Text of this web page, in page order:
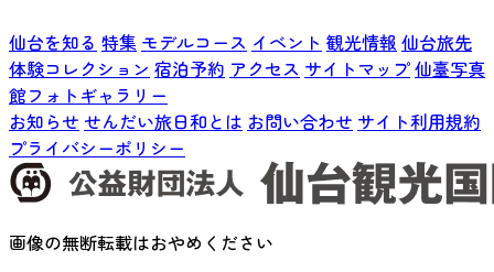
仙台を知る 特集 モデルコース イベント 観光情報 仙台旅先
体験コレクション 宿泊予約 アクセス サイトマップ仙臺写真
館フォトギャラリー
お知らせ せんだい旅日和とは お問い合わせ サイト利用規約
プライバシーポリシー
画像の無断転載はおやめください